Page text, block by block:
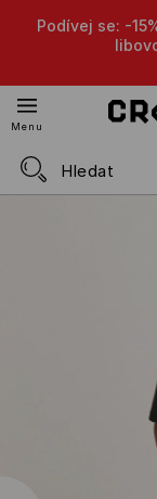
Podívej se: -
Menu